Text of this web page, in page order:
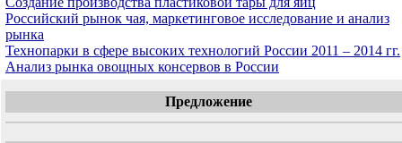
Российский рынок чая, маркетинговое исследование и анализ
рынка
Технопарки в сфере высоких технологий России 2011 – 2014 гг.
Анализ рынка овощных консервов в России
Предложение